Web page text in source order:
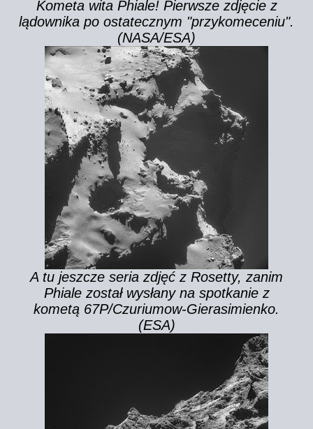
Kometa wita Phiale! Pierwsze zdjęcie z
lądownika po ostatecznym "przykomeceniu".
(NASA/ESA)
A tu jeszcze seria zdjęć z Rosetty, zanim
Phiale został wysłany na spotkanie z
kometą 67P/Czuriumow-Gierasimienko.
(ESA)